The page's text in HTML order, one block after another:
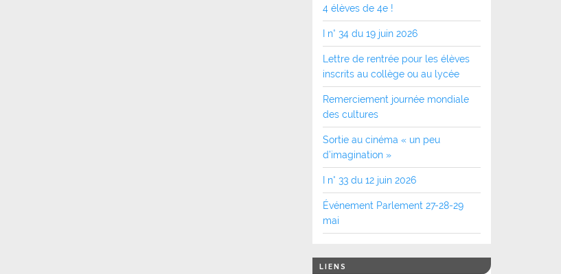
4 élèves de 4e !
I n° 34 du 19 juin 2026
Lettre de rentrée pour les élèves
inscrits au collège ou au lycée
Remerciement journée mondiale
des cultures
Sortie au cinéma « un peu
d’imagination »
I n° 33 du 12 juin 2026
Événement Parlement 27-28-29
mai
LIENS